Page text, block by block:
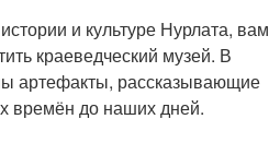
и культуре Нурлата, вам
краеведческий музей. В
артефакты, рассказывающие
времён до наших дней.